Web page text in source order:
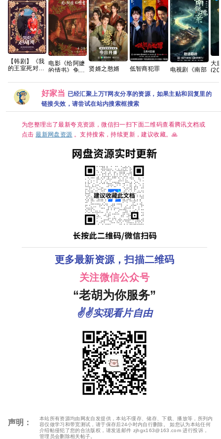
【韩剧】《我
的王室死对
南俊 张胜祖
李世熙 金玟锡
蔡书安 金海淑
2026/喜剧/爱
情/奇幻/已更
电影《给阿嬷
的情书》免费
1080P百度网
盘资源
贤婿之憨婿
古装喜剧爱情
潘毅鸿 朱容君
范梦 徐紫茵
已更最新 夸克
低智商犯罪
国大陆] [剧情/
曦薇 王传君
董宝石]
电视剧《南部
清1080P百度
网盘资源分享
大
体
源
好家当 已经汇聚上万T网友分享的资源，如果主贴和回复里的
链接失效，请尝试在站内搜索框搜索
为您整理出了最新夸克资源，微信扫一扫下面二维码查看腾讯文档或
点击最新网盘资源 。支持搜索，持续更新，建议收藏。🙏
更多最新资源，扫描二维码
关注微信公众号
“老胡为你服务”
✌✌实现看片自由
声明：
本站所有资源均由网友自发提供，本站不缓存、储存、下载、播放等，所列内
容仅做学习和带宽测试，请于保存后24小时内自行删除。 如您认为本站任何
介绍帖侵犯了您的合法版权，请发送邮件 zjhgx163@163.com 进行投诉，
管理员会删除相关帖子。